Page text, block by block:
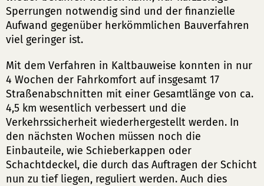
Sperrungen notwendig sind und der finanzielle
Aufwand gegenüber herkömmlichen Bauverfahren
viel geringer ist.
Mit dem Verfahren in Kaltbauweise konnten in nur
4 Wochen der Fahrkomfort auf insgesamt 17
Straßenabschnitten mit einer Gesamtlänge von ca.
4,5 km wesentlich verbessert und die
Verkehrssicherheit wiederhergestellt werden. In
den nächsten Wochen müssen noch die
Einbauteile, wie Schieberkappen oder
Schachtdeckel, die durch das Auftragen der Schicht
nun zu tief liegen, reguliert werden. Auch dies